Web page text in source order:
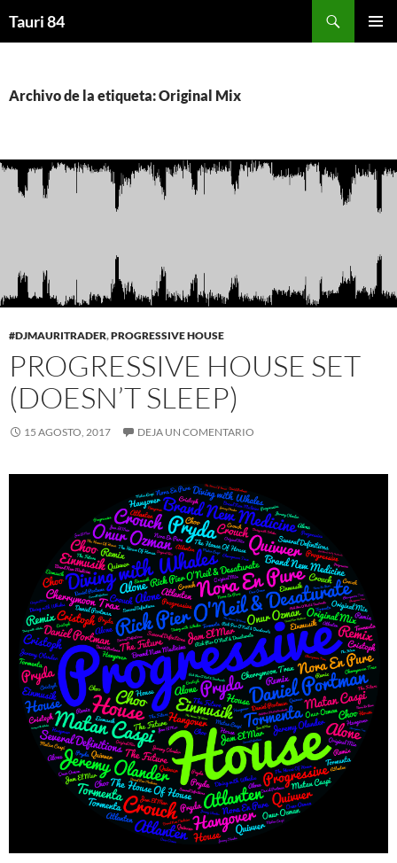
Tauri 84
Archivo de la etiqueta: Original Mix
#DJMAURITRADER,PROGRESSIVE HOUSE
PROGRESSIVE HOUSE SET
(DOESN’T SLEEP)
15 AGOSTO, 2017 DEJA UN COMENTARIO